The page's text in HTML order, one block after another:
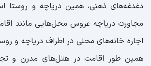
دغدغه‌های ذهنی، همین دریاچه و روستا
مجاورت دریاچه عروس محل‌هایی مانند
اجاره خانه‌های محلی در اطراف دریاچه و
همین طور اقامت در هتل‌های مدرن و